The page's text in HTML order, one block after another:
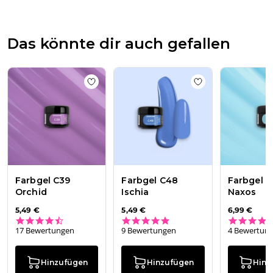
Apr
2026
Das könnte dir auch gefallen
Add to wishlist Farbgel C39 Orchid
Farbgel C39
Orchid
5,49 €
17 Bewertungen
Hinzufügen
Add to wishlist
Farbgel C48
Ischia
5,49 €
9 Bewertungen
Hinzufügen
Farbgel
Naxos
6,99 €
4